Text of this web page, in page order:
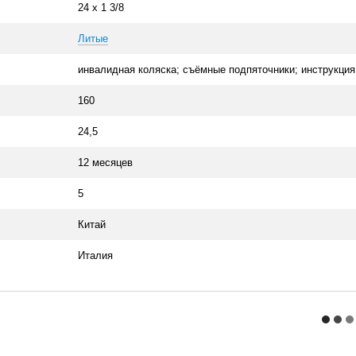
24 х 1 3/8
Литые
инвалидная коляска; съёмные подпяточники; инструкция
160
24,5
12 месяцев
5
Китай
Италия